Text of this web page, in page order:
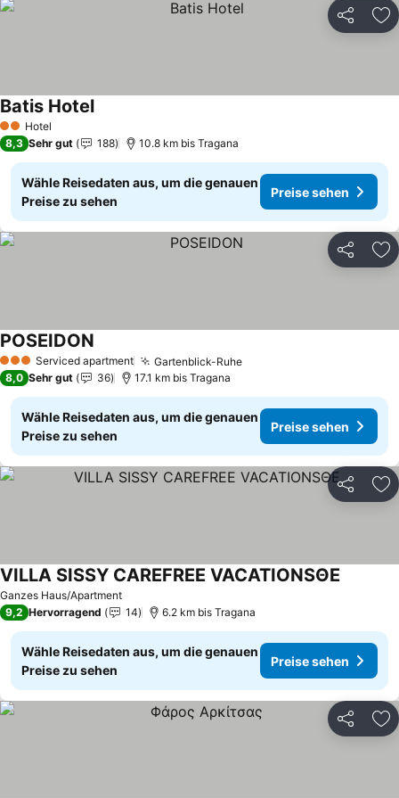
Teilen
2 Sterne
Hotel
Batis Hotel
8,3 Sehr gut 188 10.8 km bis Tragana
Wähle Reisedaten aus, um die genauen
Preise zu sehen
Preise sehen
Teilen
3 SterneServiced apartment Gartenblick-Ruhe
POSEIDON
8,0 Sehr gut 36 17.1 km bis Tragana
Wähle Reisedaten aus, um die genauen
Preise zu sehen
Preise sehen
Teilen
Ganzes Haus/Apartment
VILLA SISSY CAREFREE VACATIONSΘΕ
9,2 Hervorragend 14 6.2 km bis Tragana
Wähle Reisedaten aus, um die genauen
Preise zu sehen
Preise sehen
Teilen